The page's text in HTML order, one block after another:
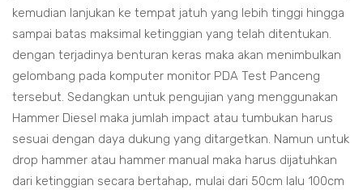
kemudian lanjukan ke tempat jatuh yang lebih tinggi hingga
sampai batas maksimal ketinggian yang telah ditentukan.
dengan terjadinya benturan keras maka akan menimbulkan
gelombang pada komputer monitor PDA Test Panceng
tersebut. Sedangkan untuk pengujian yang menggunakan
Hammer Diesel maka jumlah impact atau tumbukan harus
sesuai dengan daya dukung yang ditargetkan. Namun untuk
drop hammer atau hammer manual maka harus dijatuhkan
dari ketinggian secara bertahap, mulai dari 50cm lalu 100cm